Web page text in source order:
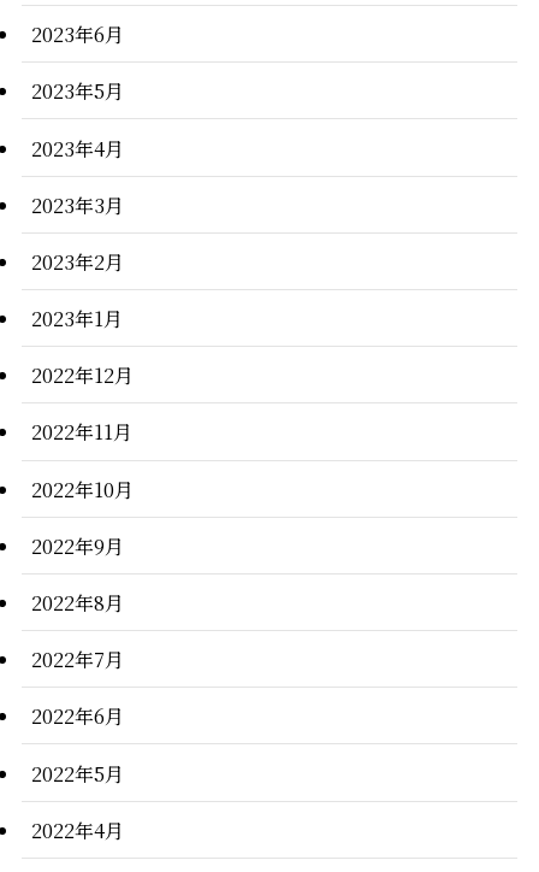
2023年6月
2023年5月
2023年4月
2023年3月
2023年2月
2023年1月
2022年12月
2022年11月
2022年10月
2022年9月
2022年8月
2022年7月
2022年6月
2022年5月
2022年4月